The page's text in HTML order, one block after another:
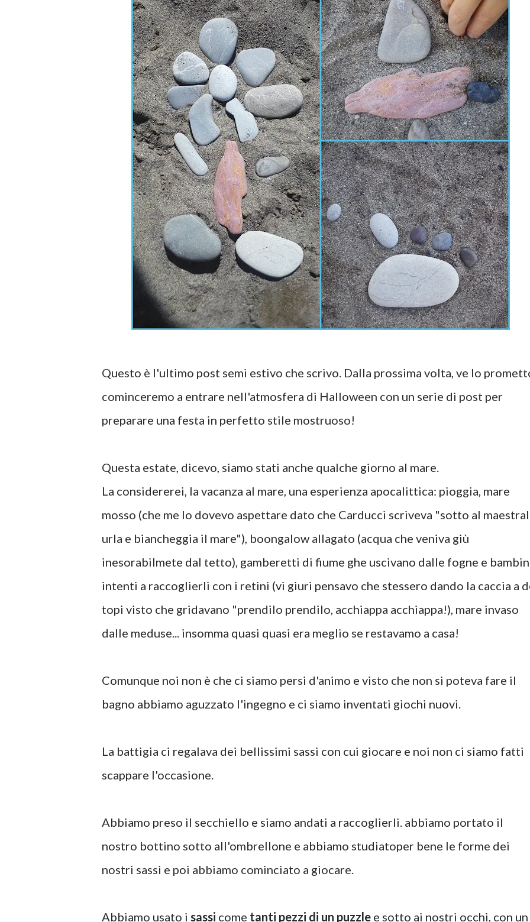
Questo è l'ultimo post semi estivo che scrivo. Dalla prossima volta, ve lo
cominceremo a entrare nell'atmosfera di Halloween con un serie di post per
preparare una festa in perfetto stile mostruoso!
Questa estate, dicevo, siamo stati anche qualche giorno al mare.
La considererei, la vacanza al mare, una esperienza apocalittica: pioggia, mare
mosso (che me lo dovevo aspettare dato che Carducci scriveva "sotto al
urla e biancheggia il mare"), boongalow allagato (acqua che veniva giù
inesorabilmete dal tetto), gamberetti di fiume ghe uscivano dalle fogne e
intenti a raccoglierli con i retini (vi giuri pensavo che stessero dando la caccia a
topi visto che gridavano "prendilo prendilo, acchiappa acchiappa!), mare invaso
dalle meduse... insomma quasi quasi era meglio se restavamo a casa!
Comunque noi non è che ci siamo persi d'animo e visto che non si poteva fare il
bagno abbiamo aguzzato l'ingegno e ci siamo inventati giochi nuovi.
La battigia ci regalava dei bellissimi sassi con cui giocare e noi non ci siamo fatti
scappare l'occasione.
Abbiamo preso il secchiello e siamo andati a raccoglierli. abbiamo portato il
nostro bottino sotto all'ombrellone e abbiamo studiatoper bene le forme dei
nostri sassi e poi abbiamo cominciato a giocare.
Abbiamo usato i sassi come tanti pezzi di un puzzle e sotto ai nostri occhi, con un